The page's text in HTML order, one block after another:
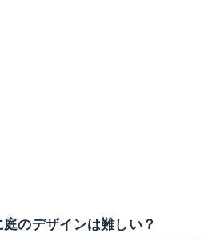
のデザインは難しい？